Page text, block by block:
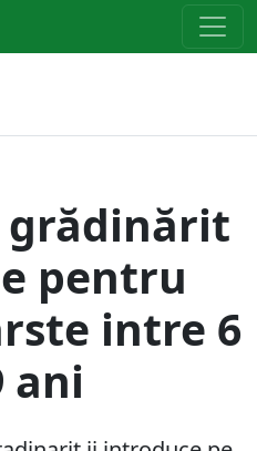
grădinărit
pentru
intre 6
ani